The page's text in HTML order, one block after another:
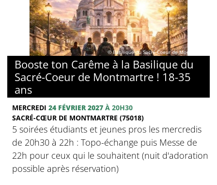
© Basilique du Sacré-Coeur de Montmartre
Booste ton Carême à la Basilique du
Sacré-Coeur de Montmartre ! 18-35
ans
MERCREDI 24 FÉVRIER 2027 À 20H30
SACRÉ-CŒUR DE MONTMARTRE (75018)
5 soirées étudiants et jeunes pros les mercredis
de 20h30 à 22h : Topo-échange puis Messe de
22h pour ceux qui le souhaitent (nuit d'adoration
possible après réservation)